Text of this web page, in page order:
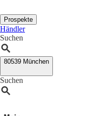
Prospekte
Händler
Suchen
80539 München
Suchen